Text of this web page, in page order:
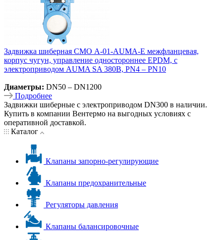
Задвижка шиберная СМО A-01-AUMA-E межфланцевая,
корпус чугун, управление одностороннее EPDM, с
электроприводом AUMA SA 380В, PN4 – PN10
Диаметры: DN50 – DN1200
Подробнее
Задвижки шиберные с электроприводом DN300 в наличии.
Купить в компании Вентермо на выгодных условиях с
оперативной доставкой.
Каталог
Клапаны запорно-регулирующие
Клапаны предохранительные
Регуляторы давления
Клапаны балансировочные